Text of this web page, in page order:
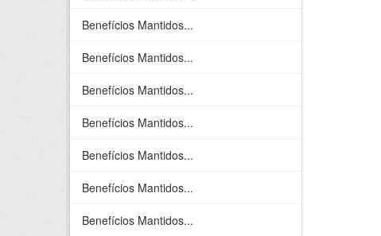
Benefícios Mantidos...
Benefícios Mantidos...
Benefícios Mantidos...
Benefícios Mantidos...
Benefícios Mantidos...
Benefícios Mantidos...
Benefícios Mantidos...